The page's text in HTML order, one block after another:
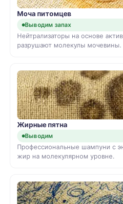
Моча питомцев
Выводим запах
Нейтрализаторы на основе
разрушают молекулы мочевины.
Жирные пятна
Выводим
Профессиональные шампуни с
жир на молекулярном уровне.